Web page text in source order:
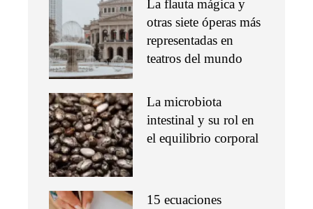
La flauta mágica y
otras siete óperas más
representadas en
teatros del mundo
La microbiota
intestinal y su rol en
el equilibrio corporal
15 ecuaciones